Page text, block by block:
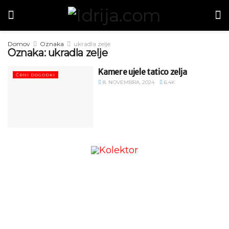
Domov Oznaka ukradla zelje
Oznaka: ukradla zelje
ČRNI DOGODKI Kamere ujele tatico zelja
8. NOVEMBRA, 2024 6.4K